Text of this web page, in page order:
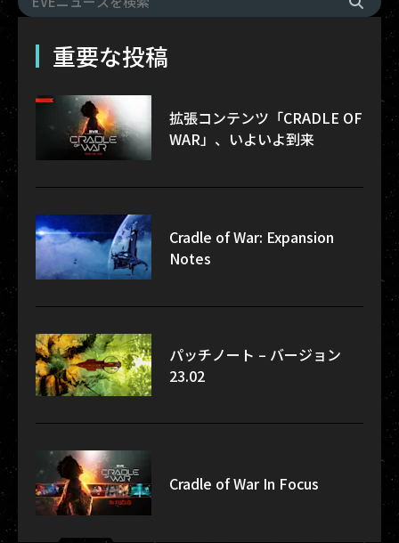
重要な投稿
拡張コンテンツ「CRADLE OF
WAR」、いよいよ到来
Cradle of War: Expansion
Notes
パッチノート – バージョン
23.02
Cradle of War In Focus